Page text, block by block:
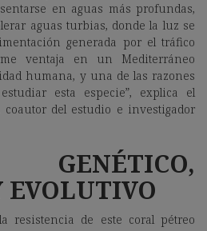
en aguas más profundas,
aguas turbias, donde la luz se
generada por el tráfico
ventaja en un Mediterráneo
humana, y una de las razones
esta especie”, explica el
coautor del estudio e investigador
GENÉTICO,
EVOLUTIVO
resistencia de este coral pétreo